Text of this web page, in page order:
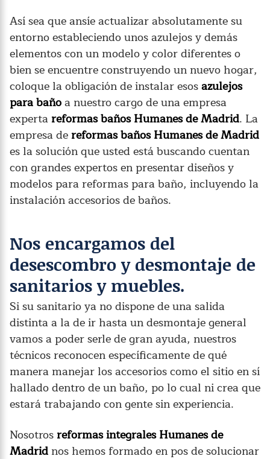
Así sea que ansíe actualizar absolutamente su
entorno estableciendo unos azulejos y demás
elementos con un modelo y color diferentes o
bien se encuentre construyendo un nuevo hogar,
coloque la obligación de instalar esosazulejos
para bañoa nuestro cargo de una empresa
expertareformas baños Humanes de Madrid. La
empresa dereformas baños Humanes de Madrid
es la solución que usted está buscando cuentan
con grandes expertos en presentar diseños y
modelos para reformas para baño, incluyendo la
instalación accesorios de baños.
Nos encargamos del
desescombro y desmontaje de
sanitarios y muebles.
Si su sanitario ya no dispone de una salida
distinta a la de ir hasta un desmontaje general
vamos a poder serle de gran ayuda, nuestros
técnicos reconocen específicamente de qué
manera manejar los accesorios como el sitio en sí
hallado dentro de un baño, po lo cual ni crea que
estará trabajando con gente sin experiencia.
Nosotrosreformas integrales Humanes de
Madrid nos hemos formado en pos de solucionar